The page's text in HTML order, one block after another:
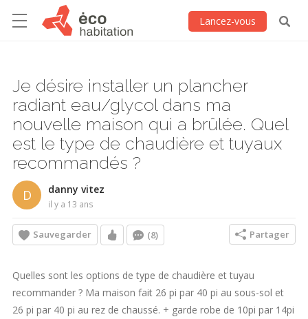
Lancez-vous
Je désire installer un plancher
radiant eau/glycol dans ma
nouvelle maison qui a brûlée. Quel
est le type de chaudière et tuyaux
recommandés ?
D danny vitez
il y a 13 ans
Sauvegarder (8) Partager
Quelles sont les options de type de chaudière et tuyau
recommander ? Ma maison fait 26 pi par 40 pi au sous-sol et
26 pi par 40 pi au rez de chaussé. + garde robe de 10pi par 14pi